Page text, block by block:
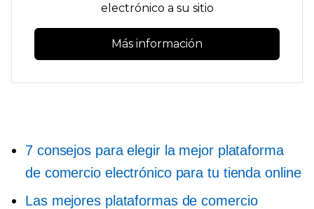
electrónico a su sitio
Más información
7 consejos para elegir la mejor plataforma
de comercio electrónico para tu tienda online
Las mejores plataformas de comercio